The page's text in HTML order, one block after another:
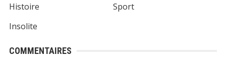
Histoire
Insolite
Sport
COMMENTAIRES